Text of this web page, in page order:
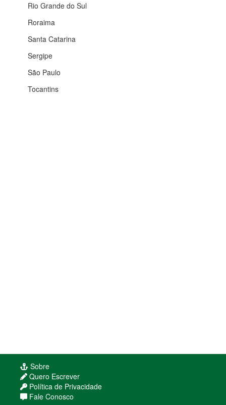
Rio Grande do Sul
Roraima
Santa Catarina
Sergipe
São Paulo
Tocantins
Sobre
Quero Escrever
Política de Privacidade
Fale Conosco